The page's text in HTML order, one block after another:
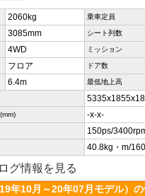
2060kg 乗車定員
3085mm シート列数
4WD ミッション
フロア ドア数
6.4m 最低地上高
-x-x-
150ps/
40.8kg・m/
グ情報を見る
年10月～20年07月モデル）